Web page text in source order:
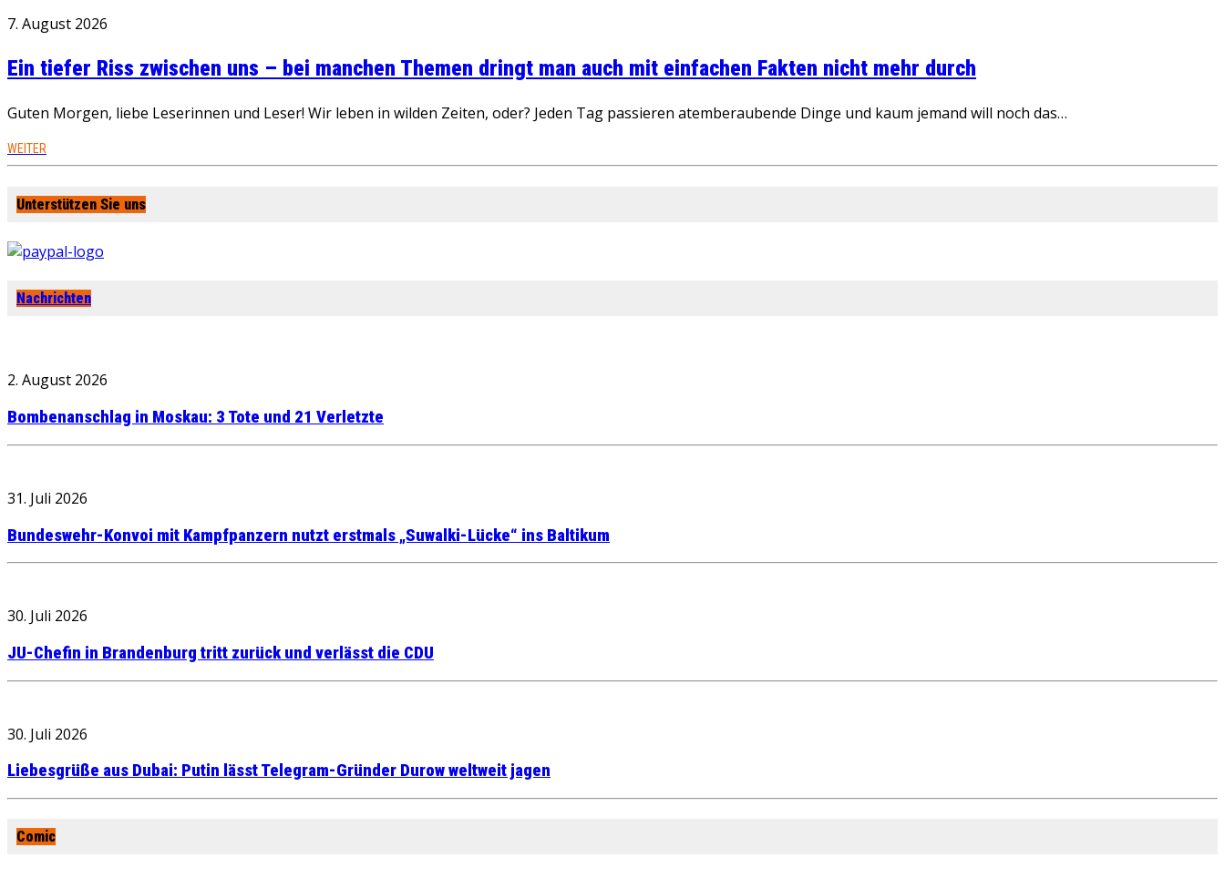
7. August 2026
Ein tiefer Riss zwischen uns – bei manchen Themen dringt man auch mit einfachen Fakten nicht mehr durch
Guten Morgen, liebe Leserinnen und Leser! Wir leben in wilden Zeiten, oder? Jeden Tag passieren atemberaubende Dinge und kaum jemand will noch das…
WEITER
Unterstützen Sie uns
Nachrichten
2. August 2026
Bombenanschlag in Moskau: 3 Tote und 21 Verletzte
31. Juli 2026
Bundeswehr-Konvoi mit Kampfpanzern nutzt erstmals „Suwalki-Lücke“ ins Baltikum
30. Juli 2026
JU-Chefin in Brandenburg tritt zurück und verlässt die CDU
30. Juli 2026
Liebesgrüße aus Dubai: Putin lässt Telegram-Gründer Durow weltweit jagen
Comic